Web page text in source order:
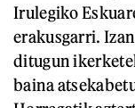
Irulegiko
erakusgarri.
ditugun
baina